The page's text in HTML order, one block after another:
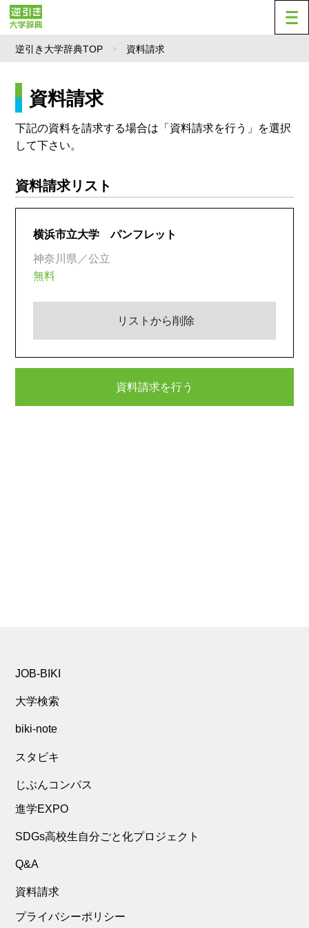
逆引き大学辞典TOP 資料請求
資料請求
下記の資料を請求する場合は「資料請求を行う」を選択
して下さい。
資料請求リスト
横浜市立大学 パンフレット
神奈川県／公立
無料
リストから削除
資料請求を行う
JOB-BIKI
大学検索
biki-note
スタビキ
じぶんコンパス
進学EXPO
SDGs高校生自分ごと化プロジェクト
Q&A
資料請求
プライバシーポリシー